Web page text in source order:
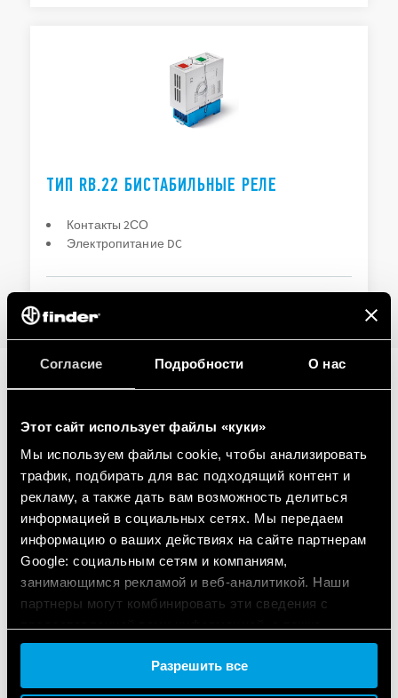
Согласие Подробности О нас
Этот сайт использует файлы «куки»
Мы используем файлы cookie, чтобы анализировать
трафик, подбирать для вас подходящий контент и
рекламу, а также дать вам возможность делиться
информацией в социальных сетях. Мы передаем
информацию о ваших действиях на сайте партнерам
Google: социальным сетям и компаниям,
занимающимся рекламой и веб-аналитикой. Наши
партнеры могут комбинировать эти сведения с
данными, которые они получили при использовании
Разрешить все
ТИП RB.22 БИСТАБИЛЬНЫЕ РЕЛЕ
Контакты 2СО
Электропитание DC
СВЯЗАННАЯ СЕРИЯ
ПРОДУКЦИЯ